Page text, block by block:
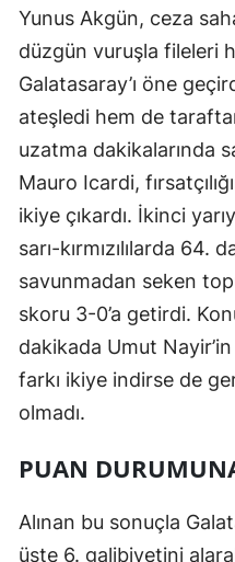
Yunus Akgün, ceza
düzgün vuruşla fileleri
Galatasaray’ı öne
ateşledi hem de
uzatma dakikalarında
Mauro Icardi,
ikiye çıkardı. İkinci
sarı-kırmızılılarda 64.
savunmadan seken
skoru 3-0’a getirdi.
dakikada Umut
farkı ikiye indirse de
olmadı.
PUAN
Alınan bu sonuçla
üste 6. galibiyetini